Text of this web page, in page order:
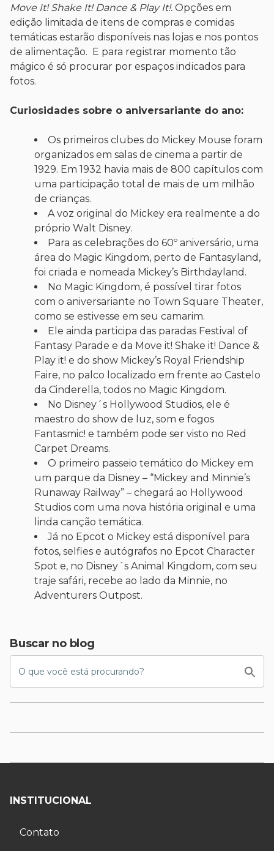
Move It! Shake It! Dance & Play It!. Opções em
edição limitada de itens de compras e comidas
temáticas estarão disponíveis nas lojas e nos pontos
de alimentação. E para registrar momento tão
mágico é só procurar por espaços indicados para
fotos.
Curiosidades sobre o aniversariante do ano:
Os primeiros clubes do Mickey Mouse foram
organizados em salas de cinema a partir de
1929. Em 1932 havia mais de 800 capítulos com
uma participação total de mais de um milhão
de crianças.
A voz original do Mickey era realmente a do
próprio Walt Disney.
Para as celebrações do 60º aniversário, uma
área do Magic Kingdom, perto de Fantasyland,
foi criada e nomeada Mickey’s Birthdayland.
No Magic Kingdom, é possível tirar fotos
com o aniversariante no Town Square Theater,
como se estivesse em seu camarim.
Ele ainda participa das paradas Festival of
Fantasy Parade e da Move it! Shake it! Dance &
Play it! e do show Mickey’s Royal Friendship
Faire, no palco localizado em frente ao Castelo
da Cinderella, todos no Magic Kingdom.
No Disney´s Hollywood Studios, ele é
maestro do show de luz, som e fogos
Fantasmic! e também pode ser visto no Red
Carpet Dreams.
O primeiro passeio temático do Mickey em
um parque da Disney – “Mickey and Minnie’s
Runaway Railway” – chegará ao Hollywood
Studios com uma nova história original e uma
linda canção temática.
Já no Epcot o Mickey está disponível para
fotos, selfies e autógrafos no Epcot Character
Spot e, no Disney´s Animal Kingdom, com seu
traje safári, recebe ao lado da Minnie, no
Adventurers Outpost.
Buscar no blog
INSTITUCIONAL
Contato